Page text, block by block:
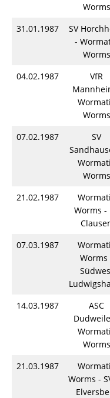
Worms
31.01.1987
SV
-
Worms
04.02.1987
VfR
Worms
07.02.1987
SV
Worms
21.02.1987
Worms -
07.03.1987
Worms
14.03.1987
ASC
Worms
21.03.1987
Worms -